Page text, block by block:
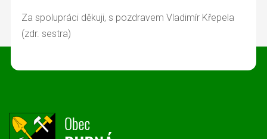
Za spolupráci děkuji, s pozdravem Vladimír Křepela
(zdr. sestra)